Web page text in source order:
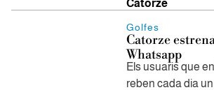
Catorze
Golfes
Catorze
Whatsapp
Els usuaris que
reben cada dia